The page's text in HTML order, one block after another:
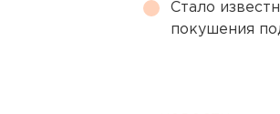
Стало
покушения